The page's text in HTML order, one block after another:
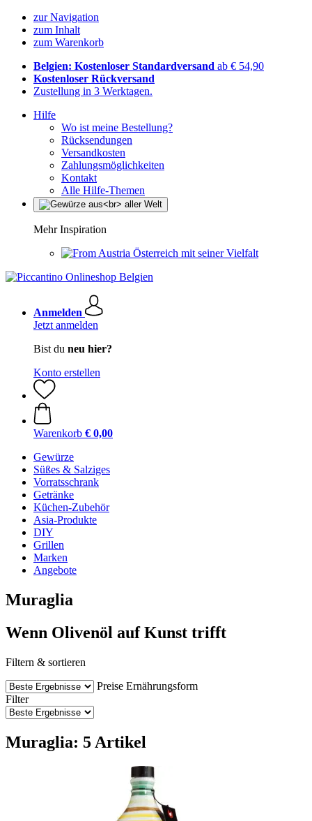
zur Navigation
zum Inhalt
zum Warenkorb
Belgien: Kostenloser Standardversand ab € 54,90
Kostenloser Rückversand
Zustellung in 3 Werktagen.
Hilfe
Wo ist meine Bestellung?
Rücksendungen
Versandkosten
Zahlungsmöglichkeiten
Kontakt
Alle Hilfe-Themen
Mehr Inspiration
Österreich mit seiner Vielfalt
Anmelden
Jetzt anmelden
Bist du neu hier?
Konto erstellen
Warenkorb € 0,00
Gewürze
Süßes & Salziges
Vorratsschrank
Getränke
Küchen-Zubehör
Asia-Produkte
DIY
Grillen
Marken
Angebote
Muraglia
Wenn Olivenöl auf Kunst trifft
Filtern & sortieren
Preise Ernährungsform
Filter
Muraglia: 5 Artikel